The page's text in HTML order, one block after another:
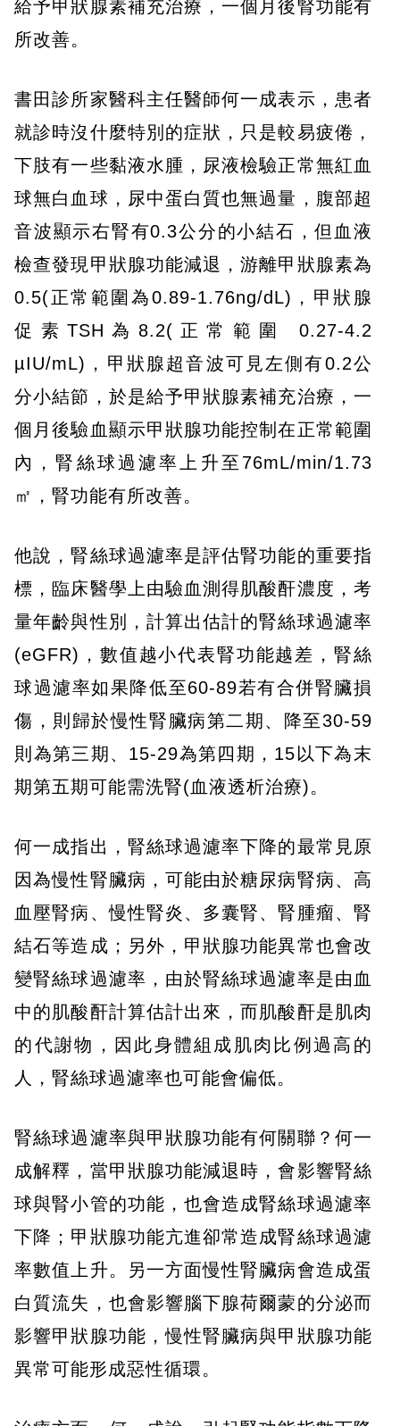
給予甲狀腺素補充治療，一個月後腎功能有
所改善。
書田診所家醫科主任醫師何一成表示，患者
就診時沒什麼特別的症狀，只是較易疲倦，
下肢有一些黏液水腫，尿液檢驗正常無紅血
球無白血球，尿中蛋白質也無過量，腹部超
音波顯示右腎有0.3公分的小結石，但血液
檢查發現甲狀腺功能減退，游離甲狀腺素為
0.5(正常範圍為0.89-1.76ng/dL)，甲狀腺
促素TSH為8.2(正常範圍 0.27-4.2
µIU/mL)，甲狀腺超音波可見左側有0.2公
分小結節，於是給予甲狀腺素補充治療，一
個月後驗血顯示甲狀腺功能控制在正常範圍
內，腎絲球過濾率上升至76mL/min/1.73
㎡，腎功能有所改善。
他說，腎絲球過濾率是評估腎功能的重要指
標，臨床醫學上由驗血測得肌酸酐濃度，考
量年齡與性別，計算出估計的腎絲球過濾率
(eGFR)，數值越小代表腎功能越差，腎絲
球過濾率如果降低至60-89若有合併腎臟損
傷，則歸於慢性腎臟病第二期、降至30-59
則為第三期、15-29為第四期，15以下為末
期第五期可能需洗腎(血液透析治療)。
何一成指出，腎絲球過濾率下降的最常見原
因為慢性腎臟病，可能由於糖尿病腎病、高
血壓腎病、慢性腎炎、多囊腎、腎腫瘤、腎
結石等造成；另外，甲狀腺功能異常也會改
變腎絲球過濾率，由於腎絲球過濾率是由血
中的肌酸酐計算估計出來，而肌酸酐是肌肉
的代謝物，因此身體組成肌肉比例過高的
人，腎絲球過濾率也可能會偏低。
腎絲球過濾率與甲狀腺功能有何關聯？何一
成解釋，當甲狀腺功能減退時，會影響腎絲
球與腎小管的功能，也會造成腎絲球過濾率
下降；甲狀腺功能亢進卻常造成腎絲球過濾
率數值上升。另一方面慢性腎臟病會造成蛋
白質流失，也會影響腦下腺荷爾蒙的分泌而
影響甲狀腺功能，慢性腎臟病與甲狀腺功能
異常可能形成惡性循環。